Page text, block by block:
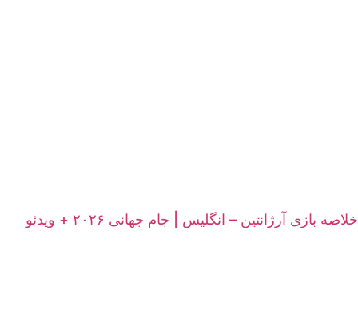
خلاصه بازی آرژانتین – انگلیس | جام جهانی ۲۰۲۶ + ویدئو